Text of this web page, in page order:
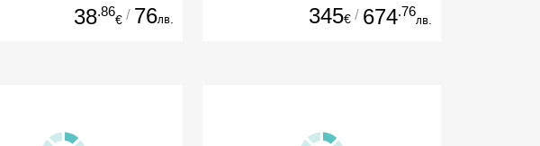
38.86
€ / 76лв. 345€ / 674.76
лв.